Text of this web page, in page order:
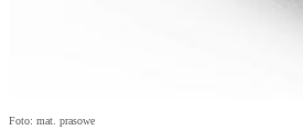
Foto: mat. prasowe